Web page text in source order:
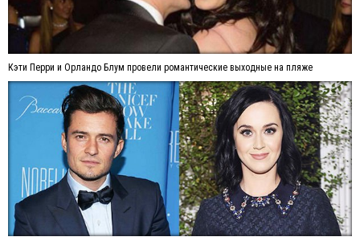
Кэти Перри и Орландо Блум провели романтические выходные на пляже